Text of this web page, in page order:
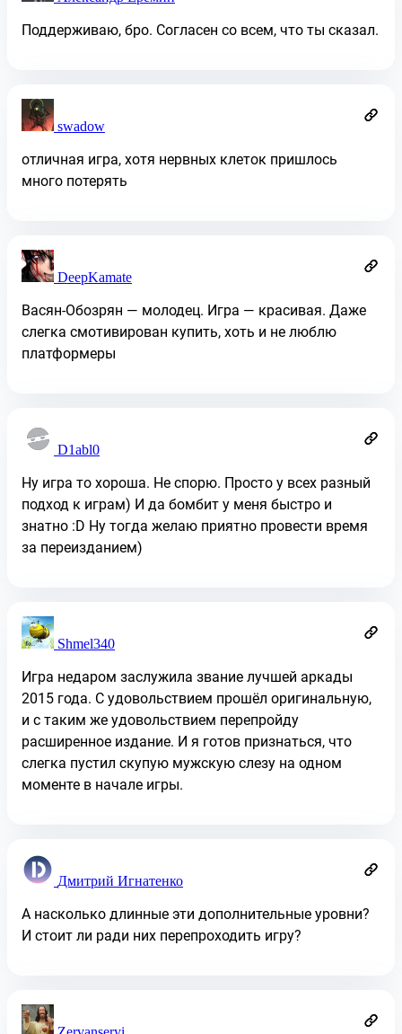
Поддерживаю, бро. Согласен со всем, что ты сказал.
swadow
отличная игра, хотя нервных клеток пришлось
много потерять
DeepKamate
Васян-Обозрян — молодец. Игра — красивая. Даже
слегка смотивирован купить, хоть и не люблю
платформеры
D1abl0
Ну игра то хороша. Не спорю. Просто у всех разный
подход к играм) И да бомбит у меня быстро и
знатно :D Ну тогда желаю приятно провести время
за переизданием)
Shmel340
Игра недаром заслужила звание лучшей аркады
2015 года. С удовольствием прошёл оригинальную,
и с таким же удовольствием перепройду
расширенное издание. И я готов признаться, что
слегка пустил скупую мужскую слезу на одном
моменте в начале игры.
Дмитрий Игнатенко
А насколько длинные эти дополнительные уровни?
И стоит ли ради них перепроходить игру?